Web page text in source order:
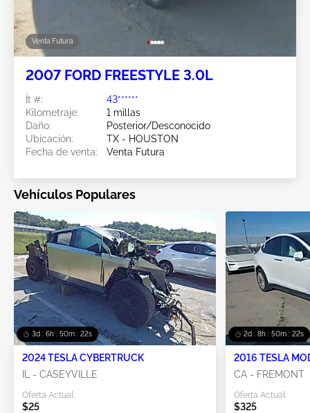
Venta Futura
2007 FORD FREESTYLE 3.0L
Ít #:
43******
Kilometraje:
1 millas
Daño:
Posterior/Desconocido
Ubicación:
TX - HOUSTON
Fecha de venta:
Venta Futura
Vehículos Populares
3d : 6h : 50m : 19s
2024 TESLA CYBERTRUCK
IL - CASEYVILLE
Oferta Actual:
$25
2d : 8h : 50m : 19s
2016 TESLA
CA - FREMONT
Oferta Actual:
$325